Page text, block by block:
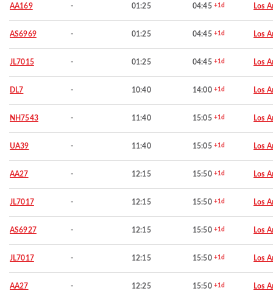
AA169 - 01:25 04:45 +1d Los
AS6969 - 01:25 04:45 +1d Los
JL7015 - 01:25 04:45 +1d Los
DL7 - 10:40 14:00 +1d Los
NH7543 - 11:40 15:05 +1d Los
UA39 - 11:40 15:05 +1d Los
AA27 - 12:15 15:50 +1d Los
JL7017 - 12:15 15:50 +1d Los
AS6927 - 12:15 15:50 +1d Los
JL7017 - 12:15 15:50 +1d Los
AA27 - 12:25 15:50 +1d Los